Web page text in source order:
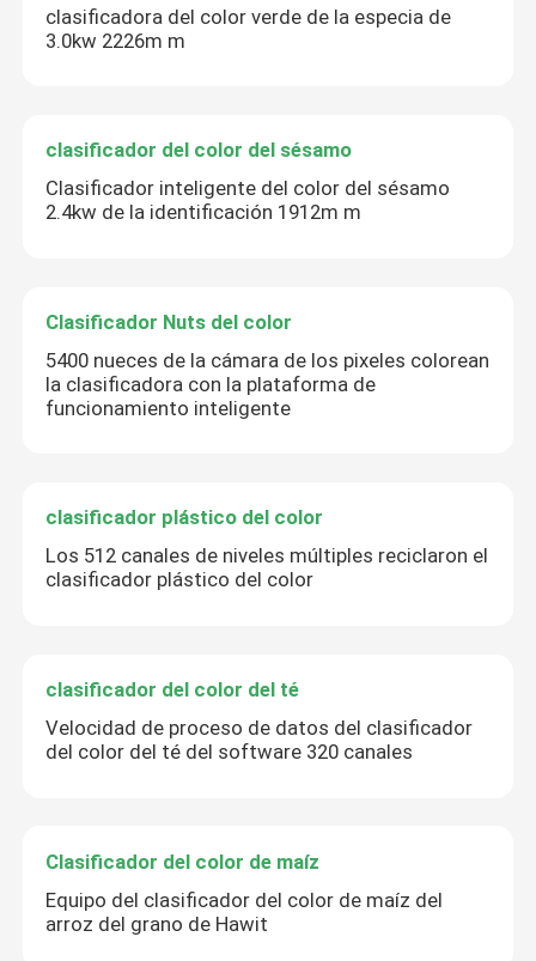
clasificadora del color verde de la especia de
3.0kw 2226m m
clasificador del color del sésamo
Clasificador inteligente del color del sésamo
2.4kw de la identificación 1912m m
Clasificador Nuts del color
5400 nueces de la cámara de los pixeles colorean
la clasificadora con la plataforma de
funcionamiento inteligente
clasificador plástico del color
Los 512 canales de niveles múltiples reciclaron el
clasificador plástico del color
clasificador del color del té
Velocidad de proceso de datos del clasificador
del color del té del software 320 canales
Clasificador del color de maíz
Equipo del clasificador del color de maíz del
arroz del grano de Hawit